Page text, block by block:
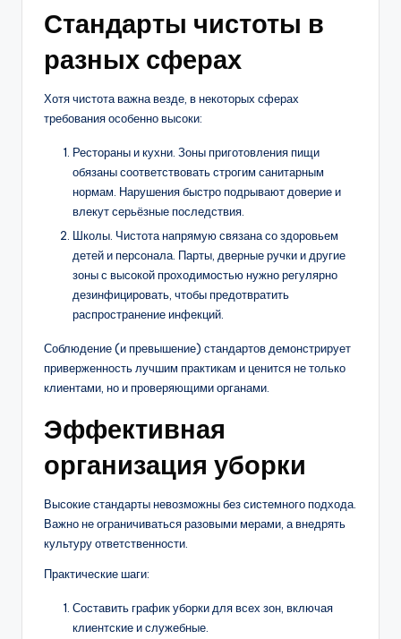
Стандарты чистоты в
разных сферах
Хотя чистота важна везде, в некоторых сферах
требования особенно высоки:
Рестораны и кухни. Зоны приготовления пищи
обязаны соответствовать строгим санитарным
нормам. Нарушения быстро подрывают доверие и
влекут серьёзные последствия.
Школы. Чистота напрямую связана со здоровьем
детей и персонала. Парты, дверные ручки и другие
зоны с высокой проходимостью нужно регулярно
дезинфицировать, чтобы предотвратить
распространение инфекций.
Соблюдение (и превышение) стандартов демонстрирует
приверженность лучшим практикам и ценится не только
клиентами, но и проверяющими органами.
Эффективная
организация уборки
Высокие стандарты невозможны без системного подхода.
Важно не ограничиваться разовыми мерами, а внедрять
культуру ответственности.
Практические шаги:
Составить график уборки для всех зон, включая
клиентские и служебные.